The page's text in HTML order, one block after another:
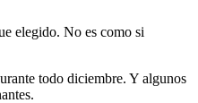
elegido. No es como si
todo diciembre. Y algunos